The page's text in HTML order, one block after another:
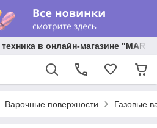
в онлайн-магазине "MARY
Варочные поверхности Газовые